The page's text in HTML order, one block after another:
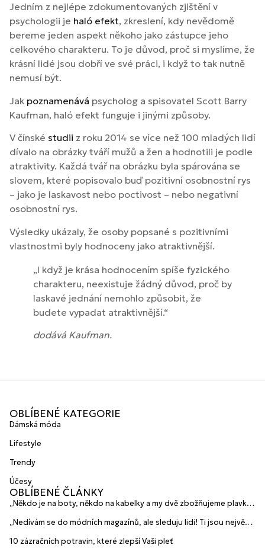
Jedním z nejlépe zdokumentovaných zjištění v
psychologii je haló efekt, zkreslení, kdy nevědomě
bereme jeden aspekt někoho jako zástupce jeho
celkového charakteru. To je důvod, proč si myslíme, že
krásní lidé jsou dobří ve své práci, i když to tak nutně
nemusí být.
Jak poznamenává psycholog a spisovatel Scott Barry
Kaufman, haló efekt funguje i jinými způsoby.
V čínské studii z roku 2014 se více než 100 mladých lidí
dívalo na obrázky tváří mužů a žen a hodnotili je podle
atraktivity. Každá tvář na obrázku byla spárována se
slovem, které popisovalo buď pozitivní osobnostní rys
– jako je laskavost nebo poctivost – nebo negativní
osobnostní rys.
Výsledky ukázaly, že osoby popsané s pozitivními
vlastnostmi byly hodnoceny jako atraktivnější.
„I když je krása hodnocením spíše fyzického
charakteru, neexistuje žádný důvod, proč by
laskavé jednání nemohlo způsobit, že
budete vypadat atraktivnější.“
dodává Kaufman.
OBLÍBENÉ KATEGORIE
Dámská móda
Lifestyle
Trendy
Účesy
OBLÍBENÉ ČLÁNKY
„Někdo je na boty, někdo na kabelky a my dvě zbožňujeme plavky“
HANAJANA Swimwear
„Nedívám se do módních magazínů, ale sleduju lidi! Ti jsou největší
10 zázračních potravin, které zlepší Vaši pleť